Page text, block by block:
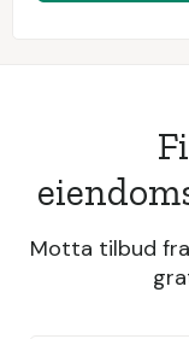
Motta tilbud